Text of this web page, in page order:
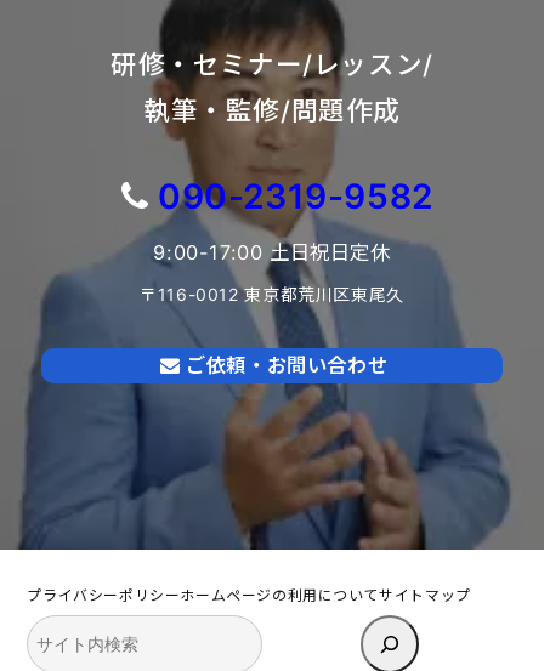
研修・セミナー/レッスン/
執筆・監修/問題作成
090-2319-9582
9:00-17:00 土日祝日定休
〒116-0012 東京都荒川区東尾久
ご依頼・お問い合わせ
プライバシーポリシーホームページの利用についてサイトマップ
検
索